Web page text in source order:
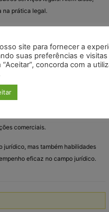
na prática legal.
instâncias legais,
clientes a entender seus
e decisões.
comerciais.
jurídico, mas também habilidades
eficaz no campo jurídico.
site para fornecer a
suas preferências e visitas
concorda com a